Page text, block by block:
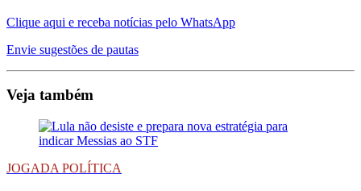
Clique aqui e receba notícias pelo WhatsApp
Envie sugestões de pautas
Veja também
JOGADA POLÍTICA